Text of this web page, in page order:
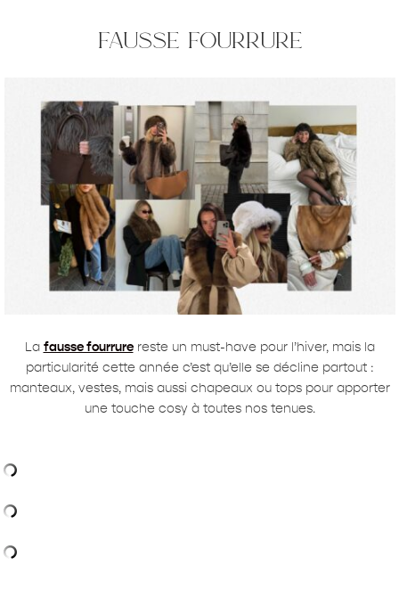
fausse fourrure
La fausse fourrurereste un must-have pour l’hiver, mais la
particularité cette année c’est qu’elle se décline partout :
manteaux, vestes, mais aussi chapeaux ou tops pour apporter
une touche cosy à toutes nos tenues.